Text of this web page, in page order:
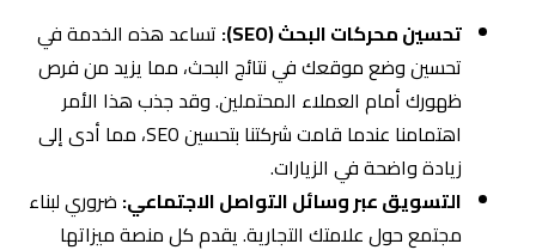
تحسين محركات البحث (SEO):
تساعد هذه الخدمة في
تحسين وضع موقعك في نتائج البحث، مما يزيد من فرص
ظهورك أمام العملاء المحتملين. وقد جذب هذا الأمر
اهتمامنا عندما قامت شركتنا بتحسين SEO، مما أدى إلى
زيادة واضحة في الزيارات.
التسويق عبر وسائل التواصل الاجتماعي: ضروري لبناء
مجتمع حول علامتك التجارية. يقدم كل منصة ميزاتها